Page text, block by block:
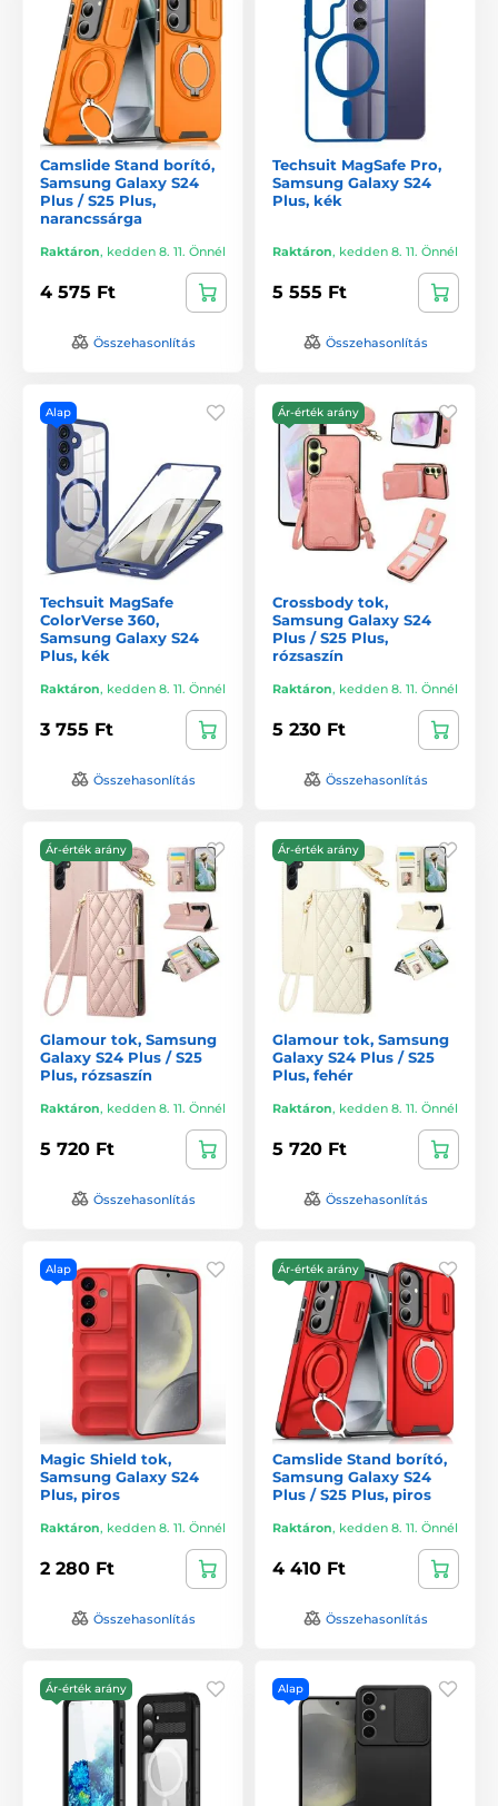
Camslide Stand borító,
Samsung Galaxy S24
Plus / S25 Plus,
narancssárga
Raktáron, kedden 8. 11. Önnél
4 575 Ft
Összehasonlítás
Techsuit MagSafe Pro,
Samsung Galaxy S24
Plus, kék
Raktáron, kedden 8. 11. Önnél
5 555 Ft
Összehasonlítás
Alap
Techsuit MagSafe
ColorVerse 360,
Samsung Galaxy S24
Plus, kék
Raktáron, kedden 8. 11. Önnél
3 755 Ft
Összehasonlítás
Ár-érték arány
Crossbody tok,
Samsung Galaxy S24
Plus / S25 Plus,
rózsaszín
Raktáron, kedden 8. 11. Önnél
5 230 Ft
Összehasonlítás
Ár-érték arány
Glamour tok, Samsung
Galaxy S24 Plus / S25
Plus, rózsaszín
Raktáron, kedden 8. 11. Önnél
5 720 Ft
Összehasonlítás
Ár-érték arány
Glamour tok, Samsung
Galaxy S24 Plus / S25
Plus, fehér
Raktáron, kedden 8. 11. Önnél
5 720 Ft
Összehasonlítás
Alap
Magic Shield tok,
Samsung Galaxy S24
Plus, piros
Raktáron, kedden 8. 11. Önnél
2 280 Ft
Összehasonlítás
Ár-érték arány
Camslide Stand borító,
Samsung Galaxy S24
Plus / S25 Plus, piros
Raktáron, kedden 8. 11. Önnél
4 410 Ft
Összehasonlítás
Ár-érték arány Alap